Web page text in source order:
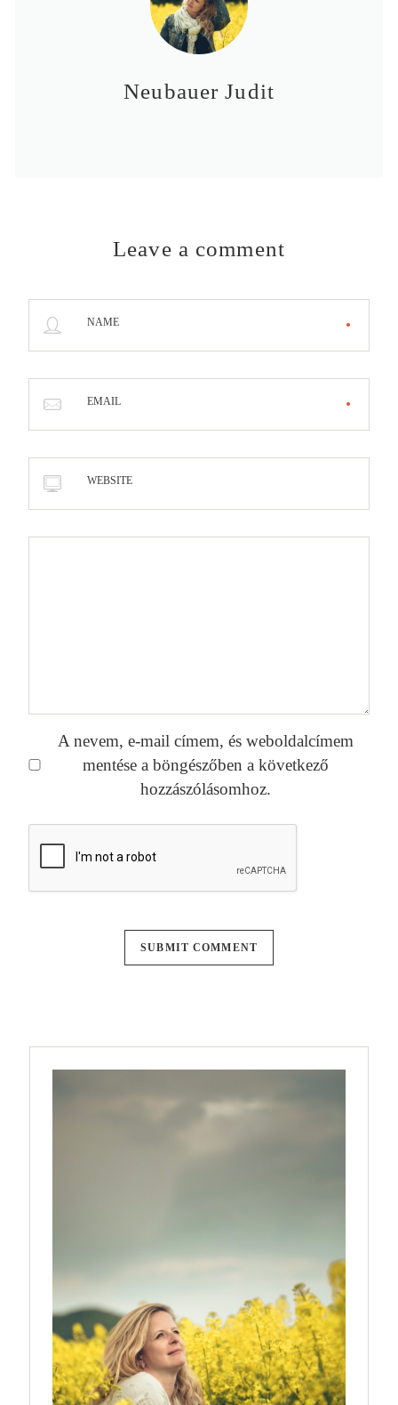
Neubauer Judit
Leave a comment
NAME
EMAIL
WEBSITE
A nevem, e-mail címem, és weboldalcímem
mentése a böngészőben a következő
hozzászólásomhoz.